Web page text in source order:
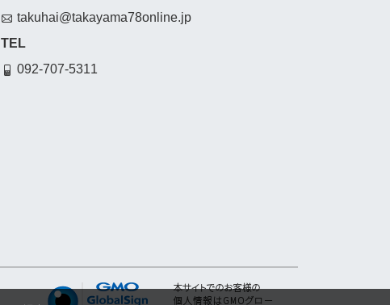
takuhai@takayama78online.jp
TEL
092-707-5311